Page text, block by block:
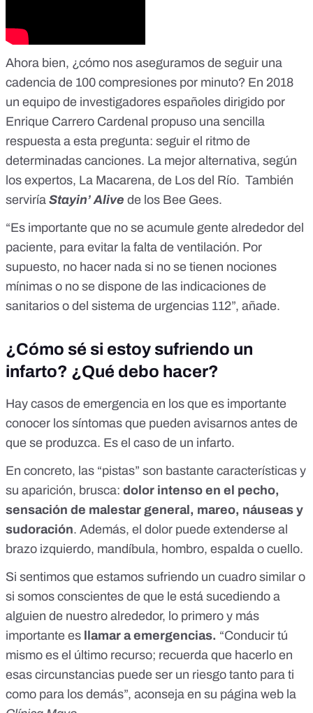
Ahora bien, ¿cómo nos aseguramos de seguir una
cadencia de 100 compresiones por minuto? En 2018
un equipo de investigadores españoles dirigido por
Enrique Carrero Cardenal propuso una sencilla
respuesta a esta pregunta: seguir el ritmo de
determinadas canciones. La mejor alternativa, según
los expertos, La Macarena, de Los del Río. También
serviría Stayin’ Alive de los Bee Gees.
“Es importante que no se acumule gente alrededor del
paciente, para evitar la falta de ventilación. Por
supuesto, no hacer nada si no se tienen nociones
mínimas o no se dispone de las indicaciones de
sanitarios o del sistema de urgencias 112”, añade.
¿Cómo sé si estoy sufriendo un
infarto? ¿Qué debo hacer?
Hay casos de emergencia en los que es importante
conocer los síntomas que pueden avisarnos antes de
que se produzca. Es el caso de un infarto.
En concreto, las “pistas” son bastante características y
su aparición, brusca: dolor intenso en el pecho,
sensación de malestar general, mareo, náuseas y
sudoración. Además, el dolor puede extenderse al
brazo izquierdo, mandíbula, hombro, espalda o cuello.
Si sentimos que estamos sufriendo un cuadro similar o
si somos conscientes de que le está sucediendo a
alguien de nuestro alrededor, lo primero y más
importante es
llamar a emergencias. “Conducir tú
mismo es el último recurso; recuerda que hacerlo en
esas circunstancias puede ser un riesgo tanto para ti
como para los demás”, aconseja en su página web la